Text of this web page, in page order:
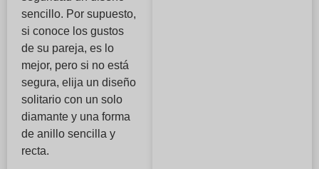
sencillo. Por supuesto,
si conoce los gustos
de su pareja, es lo
mejor, pero si no está
segura, elija un diseño
solitario con un solo
diamante y una forma
de anillo sencilla y
recta.